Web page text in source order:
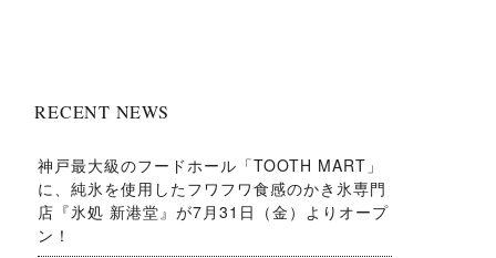
RECENT NEWS
神戸最大級のフードホール「TOOTH MART」
に、純氷を使用したフワフワ食感のかき氷専門
店『氷処 新港堂』が7月31日（金）よりオープ
ン！